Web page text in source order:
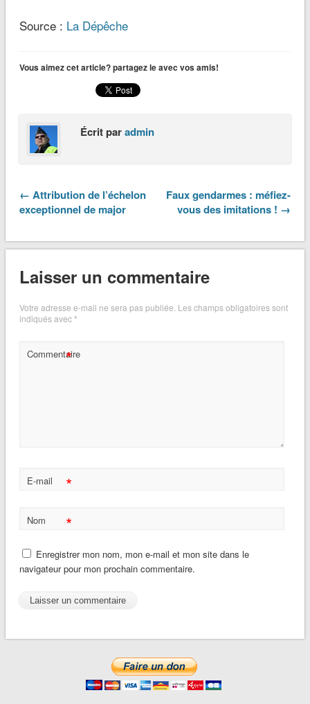
Source : La Dépêche
Vous aimez cet article? partagez le avec vos amis!
Écrit paradmin
← Attribution de l’échelon
exceptionnel de major
Faux gendarmes : méfiez-
vous des imitations ! →
Laisser un commentaire
Votre adresse e-mail ne sera pas publiée. Les champs obligatoires sont
indiqués avec*
Commentaire
*
E-mail *
Nom *
Enregistrer mon nom, mon e-mail et mon site dans le
navigateur pour mon prochain commentaire.